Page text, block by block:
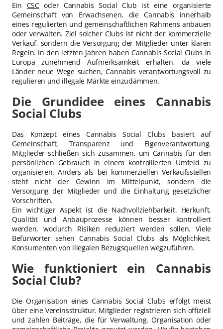
Ein CSCoder Cannabis Social Club ist eine organisierte
Gemeinschaft von Erwachsenen, die Cannabis innerhalb
eines regulierten und gemeinschaftlichen Rahmens anbauen
oder verwalten. Ziel solcher Clubs ist nicht der kommerzielle
Verkauf, sondern die Versorgung der Mitglieder unter klaren
Regeln. In den letzten Jahren haben Cannabis Social Clubs in
Europa zunehmend Aufmerksamkeit erhalten, da viele
Länder neue Wege suchen, Cannabis verantwortungsvoll zu
regulieren und illegale Märkte einzudämmen.
Die Grundidee eines Cannabis
Social Clubs
Das Konzept eines Cannabis Social Clubs basiert auf
Gemeinschaft, Transparenz und Eigenverantwortung.
Mitglieder schließen sich zusammen, um Cannabis für den
persönlichen Gebrauch in einem kontrollierten Umfeld zu
organisieren. Anders als bei kommerziellen Verkaufsstellen
steht nicht der Gewinn im Mittelpunkt, sondern die
Versorgung der Mitglieder und die Einhaltung gesetzlicher
Vorschriften.
Ein wichtiger Aspekt ist die Nachvollziehbarkeit. Herkunft,
Qualität und Anbauprozesse können besser kontrolliert
werden, wodurch Risiken reduziert werden sollen. Viele
Befürworter sehen Cannabis Social Clubs als Möglichkeit,
Konsumenten von illegalen Bezugsquellen wegzuführen.
Wie funktioniert ein Cannabis
Social Club?
Die Organisation eines Cannabis Social Clubs erfolgt meist
über eine Vereinsstruktur. Mitglieder registrieren sich offiziell
und zahlen Beiträge, die für Verwaltung, Organisation oder